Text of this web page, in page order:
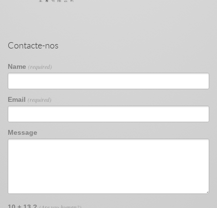
Contacte-nos
Name (required)
Email (required)
Message